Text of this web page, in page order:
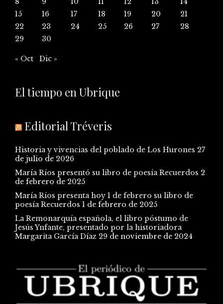
15
16 17 18 19 20
21
22
23 24 25 26 27
28
29
30
« Oct Dic »
El tiempo en Ubrique
Editorial Tréveris
Historia y vivencias del poblado de Los Hurones 27
de julio de 2026
María Ríos presentó su libro de poesía Recuerdos 2
de febrero de 2025
María Ríos presenta hoy 1 de febrero su libro de
poesía Recuerdos 1 de febrero de 2025
La Remonarquía española, el libro póstumo de
Jesús Ynfante, presentado por la historiadora
Margarita García Díaz 29 de noviembre de 2024